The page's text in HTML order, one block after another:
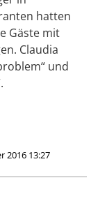
hatten
Gäste mit
Claudia
und
2016 13:27